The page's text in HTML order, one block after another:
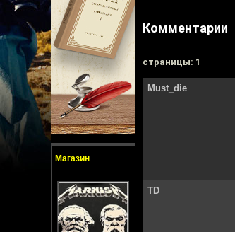
Магазин
Комментарии
cтраницы: 1
Must_die
TD